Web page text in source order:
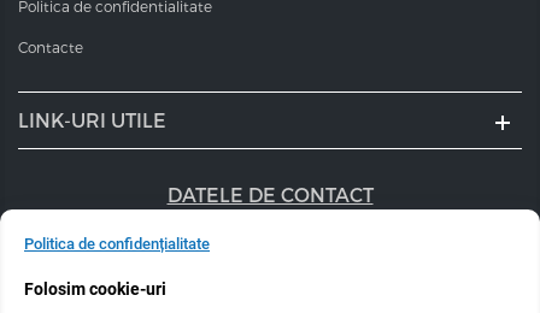
Politica de confidentialitate
Contacte
LINK-URI UTILE
DATELE DE CONTACT
+40 747 056 359
Politica de confidențialitate
Folosim cookie-uri